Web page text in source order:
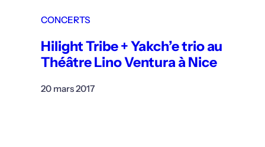
CONCERTS
Hilight Tribe + Yakch’e trio au
Théâtre Lino Ventura à Nice
20 mars 2017